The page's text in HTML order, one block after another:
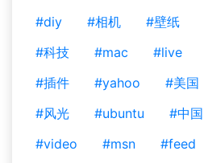
#diy
#相机 #壁纸
#科技
#mac #live
#插件
#yahoo #美国
#风光
#ubuntu #中国
#video
#msn #feed